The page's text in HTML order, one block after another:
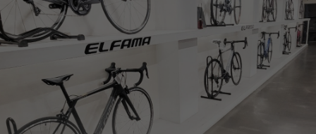
페이코 ID로